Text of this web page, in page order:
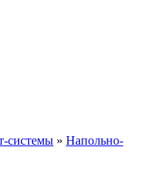
системы » Напольно-